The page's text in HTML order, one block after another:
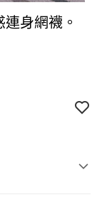
身網襪。